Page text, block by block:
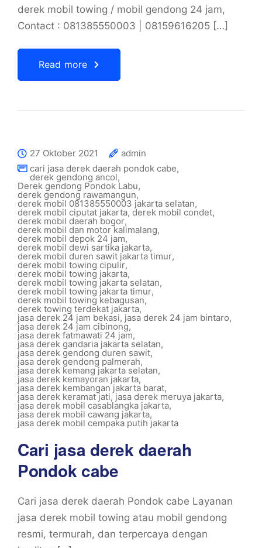
derek mobil towing / mobil gendong 24 jam,
Contact : 081385550003 | 08159616205 […]
Read more
27 Oktober 2021
admin
cari jasa derek daerah pondok cabe,
derek gendong ancol,
Derek gendong Pondok Labu,
derek gendong rawamangun,
derek mobil 081385550003 jakarta selatan,
derek mobil ciputat jakarta, derek mobil condet,
derek mobil daerah bogor,
derek mobil dan motor kalimalang,
derek mobil depok 24 jam,
derek mobil dewi sartika jakarta,
derek mobil duren sawit jakarta timur,
derek mobil towing cipulir,
derek mobil towing jakarta,
derek mobil towing jakarta selatan,
derek mobil towing jakarta timur,
derek mobil towing kebagusan,
derek towing terdekat jakarta,
jasa derek 24 jam bekasi, jasa derek 24 jam bintaro,
jasa derek 24 jam cibinong,
jasa derek fatmawati 24 jam,
jasa derek gandaria jakarta selatan,
jasa derek gendong duren sawit,
jasa derek gendong palmerah,
jasa derek kemang jakarta selatan,
jasa derek kemayoran jakarta,
jasa derek kembangan jakarta barat,
jasa derek keramat jati,jasa derek meruya jakarta,
jasa derek mobil casablangka jakarta,
jasa derek mobil cawang jakarta,
jasa derek mobil cempaka putih jakarta
Cari jasa derek daerah
Pondok cabe
Cari jasa derek daerah Pondok cabe Layanan
jasa derek mobil towing atau mobil gendong
resmi, termurah, dan terpercaya dengan